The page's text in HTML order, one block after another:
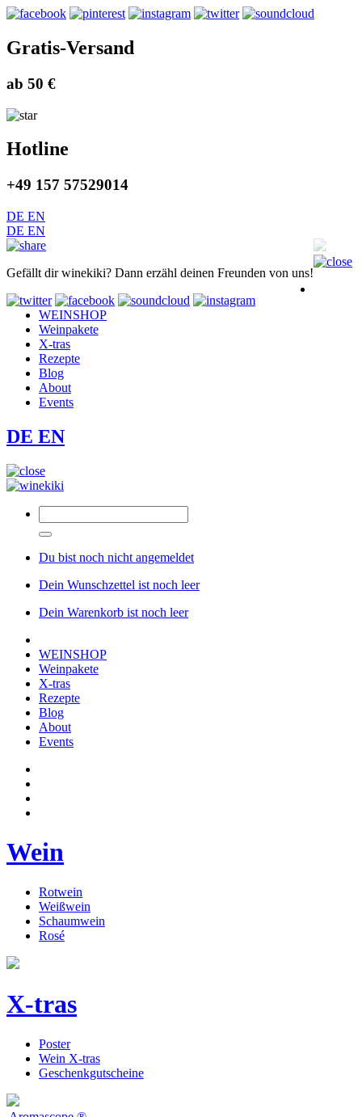
Gratis-Versand
ab 50 €
Hotline
+49 157 57529014
DE EN
DE EN
Gefällt dir winekiki? Dann erzähl deinen Freunden von uns!
WEINSHOP
Weinpakete
X-tras
Rezepte
Blog
About
Events
DE EN
Du bist noch nicht angemeldet
Dein Wunschzettel ist noch leer
Dein Warenkorb ist noch leer
WEINSHOP
Weinpakete
X-tras
Rezepte
Blog
About
Events
Wein
Rotwein
Weißwein
Schaumwein
Rosé
X-tras
Poster
Wein X-tras
Geschenkgutscheine